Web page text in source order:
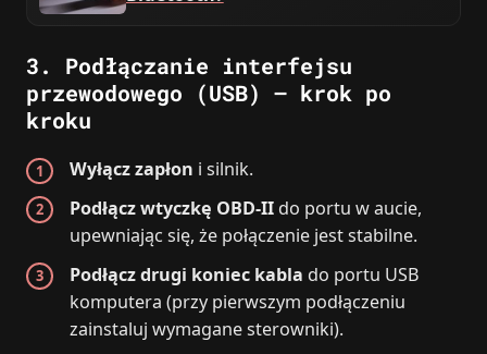
3. Podłączanie interfejsu
przewodowego (USB) – krok po
kroku
Wyłącz zapłon i silnik.
Podłącz wtyczkę OBD‑II do portu w aucie,
upewniając się, że połączenie jest stabilne.
Podłącz drugi koniec kabla do portu USB
komputera (przy pierwszym podłączeniu
zainstaluj wymagane sterowniki).